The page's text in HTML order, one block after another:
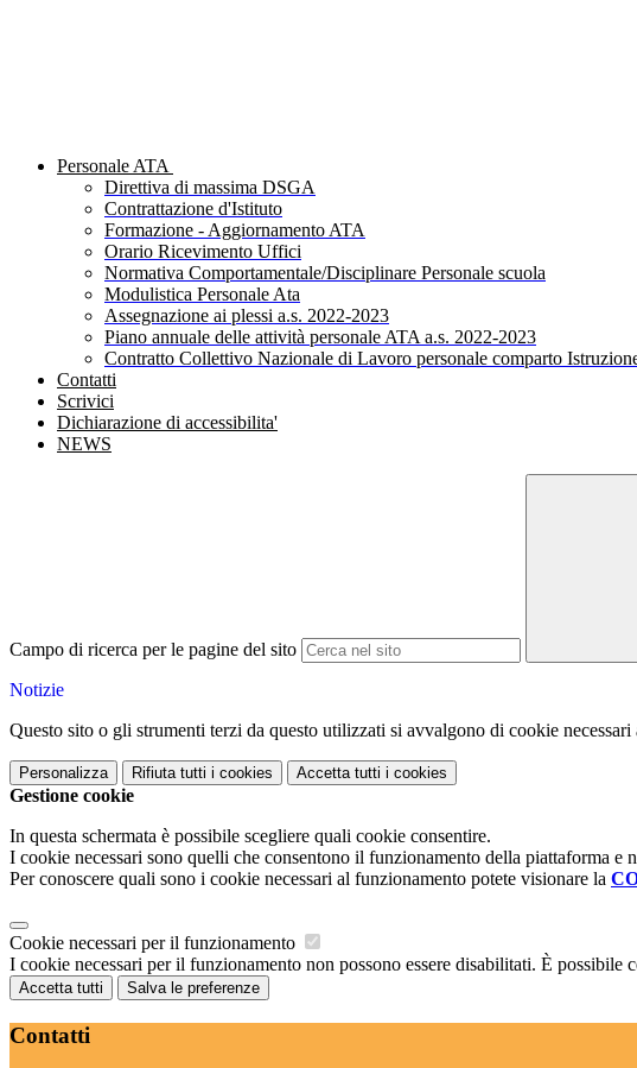
Personale ATA
Direttiva di massima DSGA
Contrattazione d'Istituto
Formazione - Aggiornamento ATA
Orario Ricevimento Uffici
Normativa Comportamentale/Disciplinare Personale scuola
Modulistica Personale Ata
Assegnazione ai plessi a.s. 2022-2023
Piano annuale delle attività personale ATA a.s. 2022-2023
Contratto Collettivo Nazionale di Lavoro personale comparto
Contatti
Scrivici
Dichiarazione di accessibilita'
NEWS
Campo di ricerca per le pagine del sito
Notizie
Questo sito o gli strumenti terzi da questo utilizzati si avvalgono di cookie
Personalizza Rifiuta tutti i cookies Accetta tutti i cookies
Gestione cookie
In questa schermata è possibile scegliere quali cookie consentire.
I cookie necessari sono quelli che consentono il funzionamento della piattaforma e
Per conoscere quali sono i cookie necessari al funzionamento potete visionare la
Cookie necessari per il funzionamento
I cookie necessari per il funzionamento non possono essere disabilitati. È possibile
Accetta tutti Salva le preferenze
Contatti